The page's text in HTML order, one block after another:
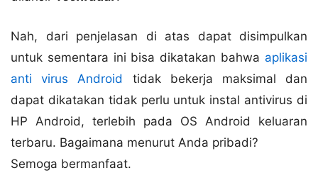
Nah, dari penjelasan di atas dapat disimpulkan
untuk sementara ini bisa dikatakan bahwa aplikasi
anti virus Android
tidak bekerja maksimal dan
dapat dikatakan tidak perlu untuk instal antivirus di
HP Android, terlebih pada OS Android keluaran
terbaru. Bagaimana menurut Anda pribadi?
Semoga bermanfaat.